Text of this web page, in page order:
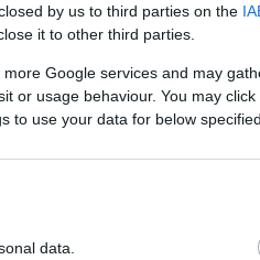
by us to third parties on the
it to other third parties.
Google services and may
or usage behaviour. You may
to use your data for below
data.